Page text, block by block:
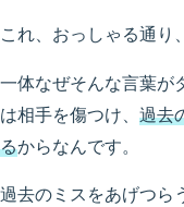
これ、おっしゃる通り
一体なぜそんな言葉が
は相手を傷つけ、 過去
るからなんです。
過去のミスをあげつら